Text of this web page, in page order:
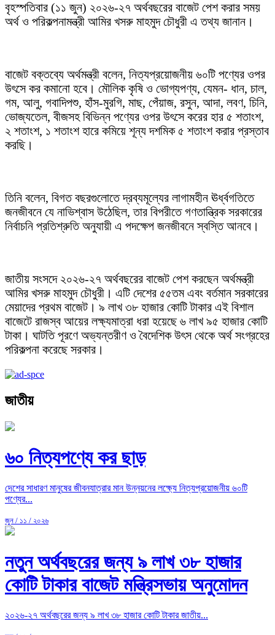
বৃহস্পতিবার (১১ জুন) ২০২৬-২৭ অর্থবছরের বাজেট পেশ করার সময়
অর্থ ও পরিকল্পনামন্ত্রী আমির খসরু মাহমুদ চৌধুরী এ তথ্য জানান।
বাজেট বক্তব্যে অর্থমন্ত্রী বলেন, নিত্যপ্রয়োজনীয় ৬০টি পণ্যের ওপর
উৎসে কর কমানো হবে। মৌলিক কৃষি ও ভোগ্যপণ্য, যেমন- ধান, চাল,
গম, আলু, গবাদিপশু, হাঁস-মুরগি, মাছ, পেঁয়াজ, রসুন, আদা, লবণ, চিনি,
ভোজ্যতেল, বীজসহ বিভিন্ন পণ্যের ওপর উৎসে করের হার ৫ শতাংশ,
২ শতাংশ, ১ শতাংশ হারে কমিয়ে শূন্য দশমিক ৫ শতাংশ করার প্রস্তাব
করছি।
তিনি বলেন, বিগত বছরগুলোতে দ্রব্যমূল্যের লাগামহীন ঊর্ধ্বগতিতে
জনজীবনে যে নাভিশ্বাস উঠেছিল, তার বিপরীতে গণতান্ত্রিক সরকারের
নির্বাচনি প্রতিশ্রুতি অনুযায়ী এ পদক্ষেপ জনজীবনে স্বস্তি আনবে।
জাতীয় সংসদে ২০২৬-২৭ অর্থবছরের বাজেট পেশ করছেন অর্থমন্ত্রী
আমির খসরু মাহমুদ চৌধুরী। এটি দেশের ৫৫তম এবং বর্তমান সরকারের
মেয়াদের প্রথম বাজেট। ৯ লাখ ৩৮ হাজার কোটি টাকার এই বিশাল
বাজেটে রাজস্ব আয়ের লক্ষ্যমাত্রা ধরা হয়েছে ৬ লাখ ৯৫ হাজার কোটি
টাকা। ঘাটতি পূরণে অভ্যন্তরীণ ও বৈদেশিক উৎস থেকে অর্থ সংগ্রহের
পরিকল্পনা করেছে সরকার।
জাতীয়
৬০ নিত্যপণ্যে কর ছাড়
দেশের সাধারণ মানুষের জীবনযাত্রার মান উন্নয়নের লক্ষ্যে নিত্যপ্রয়োজনীয় ৬০টি
পণ্যের...
জুন / ১১ / ২০২৬
নতুন অর্থবছরের জন্য ৯ লাখ ৩৮ হাজার
কোটি টাকার বাজেট মন্ত্রিসভায় অনুমোদন
২০২৬-২৭ অর্থবছরের জন্য ৯ লাখ ৩৮ হাজার কোটি টাকার জাতীয়...